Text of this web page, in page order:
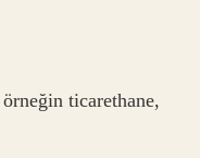
ticarethane,